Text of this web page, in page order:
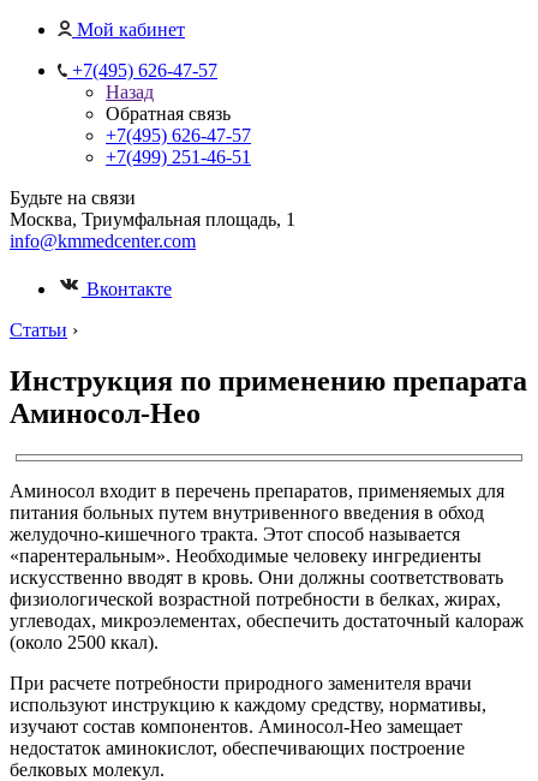
Мой кабинет
+7(495) 626-47-57
Назад
Обратная связь
+7(495) 626-47-57
+7(499) 251-46-51
Будьте на связи
Москва, Триумфальная площадь, 1
info@kmmedcenter.com
Вконтакте
Статьи ›
Инструкция по применению препарата
Аминосол-Нео
Аминосол входит в перечень препаратов, применяемых для
питания больных путем внутривенного введения в обход
желудочно-кишечного тракта. Этот способ называется
«парентеральным». Необходимые человеку ингредиенты
искусственно вводят в кровь. Они должны соответствовать
физиологической возрастной потребности в белках, жирах,
углеводах, микроэлементах, обеспечить достаточный калораж
(около 2500 ккал).
При расчете потребности природного заменителя врачи
используют инструкцию к каждому средству, нормативы,
изучают состав компонентов. Аминосол-Нео замещает
недостаток аминокислот, обеспечивающих построение
белковых молекул.